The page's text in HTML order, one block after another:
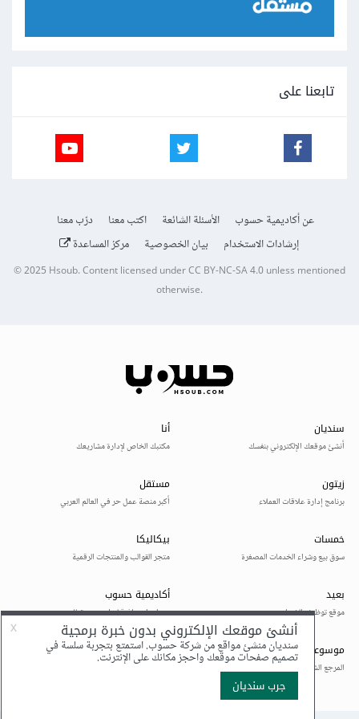
تابعنا على
عن أكاديمية حسوب الأسئلة الشائعة اكتب معنا
درّب معنا
إرشادات الاستخدام
بيان الخصوصية مركز المساعدة
© 2025Hsoub.Content licensed underCC BY-NC-SA 4.0unless mentioned
otherwise.